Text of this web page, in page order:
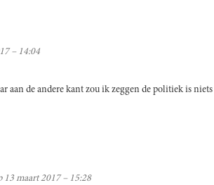
– 14:04
aan de andere kant zou ik zeggen de politiek is niets
13 maart 2017 – 15:28